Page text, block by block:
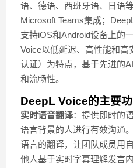
语、德语、西班牙语、日语
Microsoft Teams集成；
支持iOS和Android设备上的
Voice以低延迟、高性能和高
认证）为特点，基于先进的
和流畅性。
DeepL Voice的主要
实时语音翻译：提供即时的
语言背景的人进行有效沟通。
语言的翻译，让团队成员用
他人基于实时字幕理解发言内